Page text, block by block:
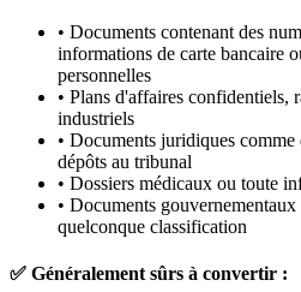
• Documents contenant des
informations de carte bancaire
personnelles
• Plans d'affaires confidentiels,
industriels
• Documents juridiques comme
dépôts au tribunal
• Dossiers médicaux ou toute
• Documents
quelconque classification
✅ Généralement sûrs à convertir :